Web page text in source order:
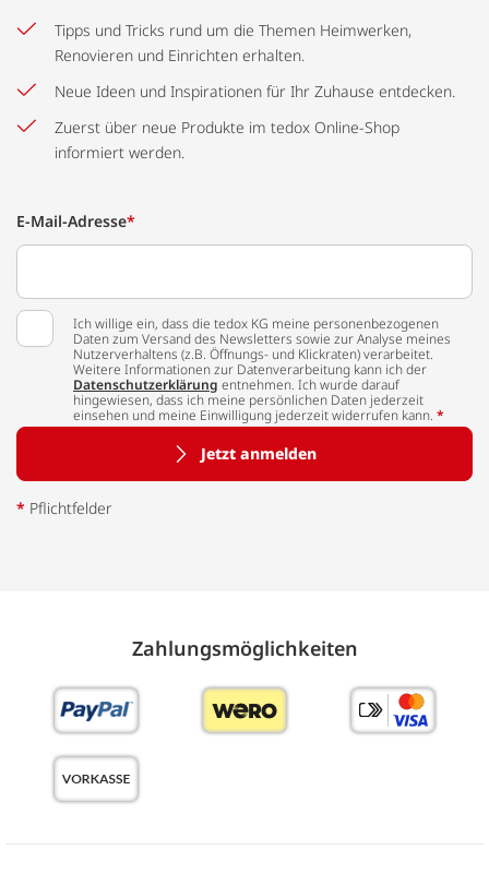
Tipps und Tricks rund um die Themen Heimwerken,
Renovieren und Einrichten erhalten.
Neue Ideen und Inspirationen für Ihr Zuhause entdecken.
Zuerst über neue Produkte im tedox Online-Shop
informiert werden.
E-Mail-Adresse*
Ich willige ein, dass die tedox KG meine personenbezogenen
Daten zum Versand des Newsletters sowie zur Analyse meines
Nutzerverhaltens (z.B. Öffnungs- und Klickraten) verarbeitet.
Weitere Informationen zur Datenverarbeitung kann ich der
Datenschutzerklärung entnehmen. Ich wurde darauf
hingewiesen, dass ich meine persönlichen Daten jederzeit
einsehen und meine Einwilligung jederzeit widerrufen kann. *
Jetzt anmelden
* Pflichtfelder
Zahlungs­möglich­keiten